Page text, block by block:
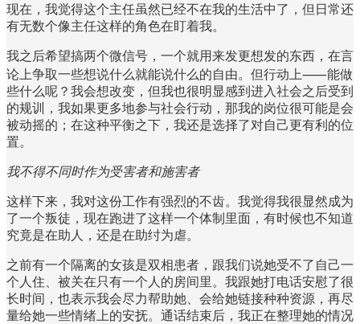
现在，我觉得这个主任虽然已经不在我的生活中了，但日常还
有无数个像主任这样的角色在盯着我。
我之后希望搞两个微信号，一个就用来发更想发的东西，在言
论上争取一些想说什么就能说什么的自由。但行动上⸺能做
些什么呢？我会想改变，但我也很明显感到进入社会之后受到
的规训，我如果更多地参与社会行动，那我的岗位很可能是会
被动摇的；在这种平衡之下，我还是选择了对自己更有利的位
置。
我不得不同时作为受害者和施害者
这样下来，我对这份工作有强烈的不齿。我觉得我很显然成为
了一个叛徒，现在跑进了这样一个体制里面，有时候也不知道
究竟是在助人，还是在助纣为虐。
之前有一个隔离的女孩是双相患者，跟我们说她受不了自己一
个人住、被关在只有一个人的房间里。我跟她打电话安慰了很
长时间，也表示我会尽力帮助她、会给她链接种种资源，再尽
量给她一些情绪上的安抚。通话结束后，我正在整理她的情况